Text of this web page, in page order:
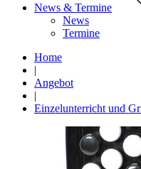
News & Termine
News
Termine
Home
Angebot
Einzelunterricht und